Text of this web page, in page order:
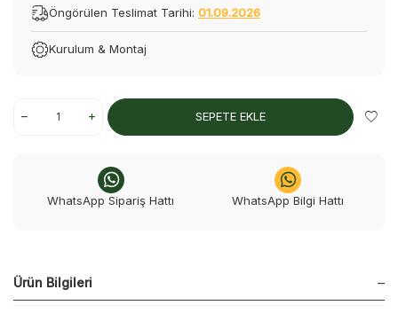
Öngörülen Teslimat Tarihi: 01.09.2026
Kurulum & Montaj
SEPETE EKLE
WhatsApp Sipariş Hattı WhatsApp Bilgi Hattı
Ürün Bilgileri